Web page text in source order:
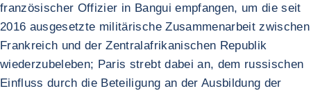
französischer Offizier in Bangui empfangen, um die seit
2016 ausgesetzte militärische Zusammenarbeit zwischen
Frankreich und der Zentralafrikanischen Republik
wiederzubeleben; Paris strebt dabei an, dem russischen
Einfluss durch die Beteiligung an der Ausbildung der